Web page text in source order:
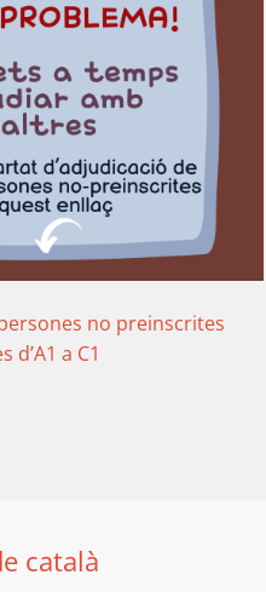
no preinscrites
a C1
català